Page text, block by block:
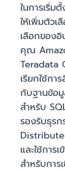
ในการเริ่ม
ให้เพิ่มตัวเ
เลือกของ
คุณ
Teradata
เรียกใช้กา
กับฐานข้อ
สำหรับ
รองรับธุร
และใช้กา
สำหรับกา